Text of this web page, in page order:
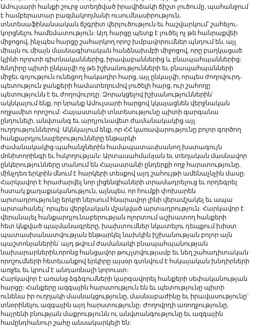
Ամուլսարի հանքի շուրջ ստեղծված իրավիճակի ճիշտ լուծումը, պահանջում
է համբերատար բազմակողմանի ուսումնասիրություն,
տնտեսաֆինանսական ճշգրիտ վերլուծություն եւ հաշվարկում՝ շահելու-
կորցնելու համեմատություն: Այդ հարցը պետք է լուծել ոչ թե հանրաքվեի
միջոցով, ինչպես հարցը շահարկող որոշ խմբավորումներ պնդում են, այլ
միայն ու միայն մասնագիտական հանձնախմբի միջոցով, որը բաղկացած
կլինի ոլորտի գիտնականներից, իրավաբաններից և բնապահպաններից:
Խնդիրը պիտի ընկալվի ոչ թե իշխանությունների եւ բնապահպանների
միջեւ գոյություն ունեցող հակադիր հարց, այլ ընկալվի, որպես ժողովուրդ-
պետություն ջանքերի համատեղումով լուծելի հարց, ուր շահողը
պետությունն է եւ ժողովուրդը: Զորակցելով իշխանություններին՝
ակնկալում ենք, որ նրանք Ամուլսարի հարցով կկայացնեն վերջնական
ողջամիտ որոշում: Հայաստանի տնտեսությունը պիտի զարգանա
ընդունելի, անվտանգ եւ արդյունավետ ժամանակակից այլ
ուղղություններով: Ակնկալում ենք, որ ՀՀ կառավարությունը բոլոր գործող
հանքարդյունաբերությունները ենթարկի
ժամանակակից պահանջներին համապատասխանող խստագույն
մոնիտորինգի եւ հսկողության: Արտասահմանյան եւ տեղական մասնավոր
ընկերությունները տանում են Հայաստանի ընդերքի ողջ հարստությունը,
մինչդեռ երկրին մնում է հարկերի տեսքով այդ շահույթի ամենաչնչին մասը:
Հարկավոր է հրաժարվել նոր լիցենզիաների տրամադրելուց եւ որդեգրել
հստակ քաղաքականություն, այնպես, որ հումքի փոխարեն
արտադրությունը երկրի ներսում հնարավոր լինի վերամշակել եւ ապա
արտահանել՝ որպես վերջնական մշակված արտադրություն: Հարկավոր է
վերանայել հանքարդյունաբերության ոլորտում աշխատող հանքերի
հետ կնքված պայմանագրերը, խախտումներ նկատելու դեպքում խիստ
պատասխանատվության ենթարկել նախկին իշխանության բոլոր այն
պաշտոնյաներին՝ այդ թվում ժամանակի բնապահպանության
նախարարներին,որոնց հանցավոր թույլտվությամբ եւ նեղ շահադիտական
որոշումների հետեւանքով երկիրը այսօր գտնվում է հսկայական խնդիրների
առջեւ եւ կրում է անդառնալի կորուստ:
Հարկավոր է առանց ձգձգումների կարգավորել հանքերի սեփականության
հարցը: Հանքերը ազգային հարստություն են եւ պետությունը պիտի
ունենա իր ուղղակի մասնակցությունը, մասնաբաժինը եւ իրավասությունը՝
տնօրինելու ազգային այդ հարստությունը: Ժողովրդի առողջությունը,
հայրենի բնության մաքրությունն ու անվտանգությունը եւ ազգային
համընդհանուր շահը անսակարկելի են: